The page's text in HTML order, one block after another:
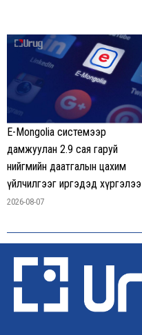
E-Mongolia системээр
дамжуулан 2.9 сая гаруй
нийгмийн даатгалын цахим
үйлчилгээг иргэдэд хүргэлээ
2026-08-07